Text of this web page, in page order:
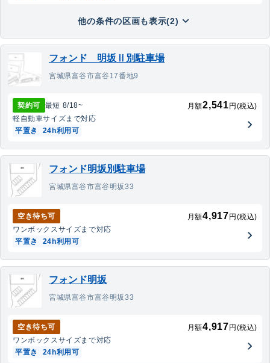
他の条件の区画も表示(2)
フォンド 明坂Ⅱ別駐車場
宮城県富谷市富谷17番地9
契約可 最短 8/18~ 月額2,541 円(税込)
軽自動車サイズまで対応
平置き
24h利用可
フォンド明坂別駐車場
宮城県富谷市富谷明坂33
空き待ち可 月額4,917 円(税込)
ワンボックスサイズまで対応
平置き
24h利用可
フォンド明坂
宮城県富谷市富谷明坂33
空き待ち可 月額4,917 円(税込)
ワンボックスサイズまで対応
平置き
24h利用可